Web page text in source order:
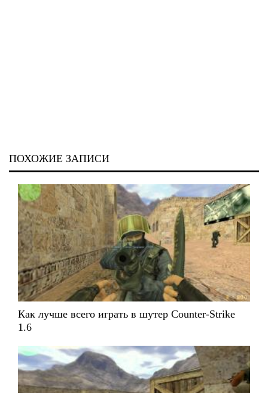
ПОХОЖИЕ ЗАПИСИ
Как лучше всего играть в шутер Counter-Strike
1.6